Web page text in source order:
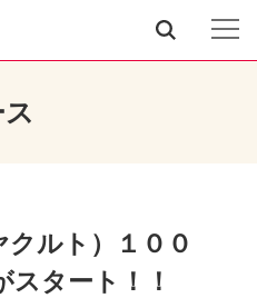
クルト）１００
スタート！！